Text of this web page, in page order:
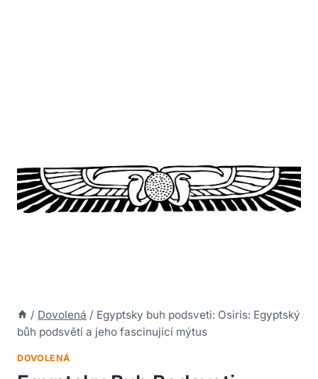
/ Dovolená / Egyptsky buh podsveti: Osiris: Egyptský
bůh podsvětí a jeho fascinující mýtus
DOVOLENÁ